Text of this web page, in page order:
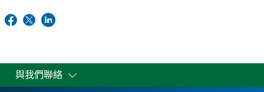
與我們聯絡